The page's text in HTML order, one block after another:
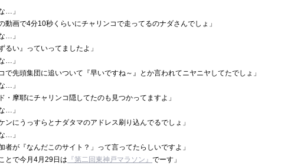
…」
動画で4分10秒くらいにチャリンコで走ってるのナダさんでしょ」
…」
るい』っていってましたよ」
…」
で先頭集団に追いついて『早いですね～』とか言われてニヤニヤしてたでしょ」
…」
・摩耶にチャリンコ隠してたのも見つかってますよ」
…」
ンにうっすらとナダタマのアドレス刷り込んでるでしょ」
…」
者が『なんだこのサイト？」って言ってたらしいですよ」
とで今月4月29日は 『第二回東神戸マラソン』 でーす」